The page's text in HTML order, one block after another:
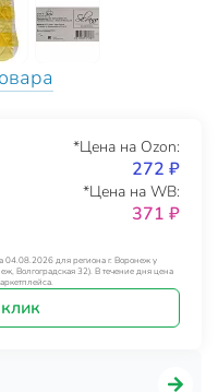
*Цена на Ozon:
272 ₽
*Цена на WB:
371 ₽
04.08.2026 для региона г. Воронеж у
Волгоградская 32). В течение дня цена